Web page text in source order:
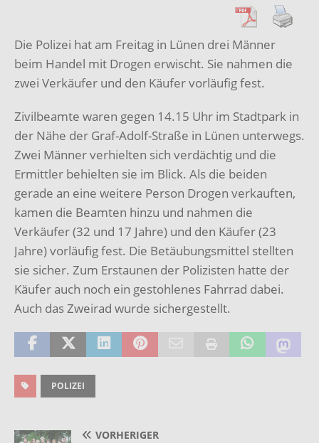
Die Polizei hat am Freitag in Lünen drei Männer
beim Handel mit Drogen erwischt. Sie nahmen die
zwei Verkäufer und den Käufer vorläufig fest.
Zivilbeamte waren gegen 14.15 Uhr im Stadtpark in
der Nähe der Graf-Adolf-Straße in Lünen unterwegs.
Zwei Männer verhielten sich verdächtig und die
Ermittler behielten sie im Blick. Als die beiden
gerade an eine weitere Person Drogen verkauften,
kamen die Beamten hinzu und nahmen die
Verkäufer (32 und 17 Jahre) und den Käufer (23
Jahre) vorläufig fest. Die Betäubungsmittel stellten
sie sicher. Zum Erstaunen der Polizisten hatte der
Käufer auch noch ein gestohlenes Fahrrad dabei.
Auch das Zweirad wurde sichergestellt.
POLIZEI
VORHERIGER